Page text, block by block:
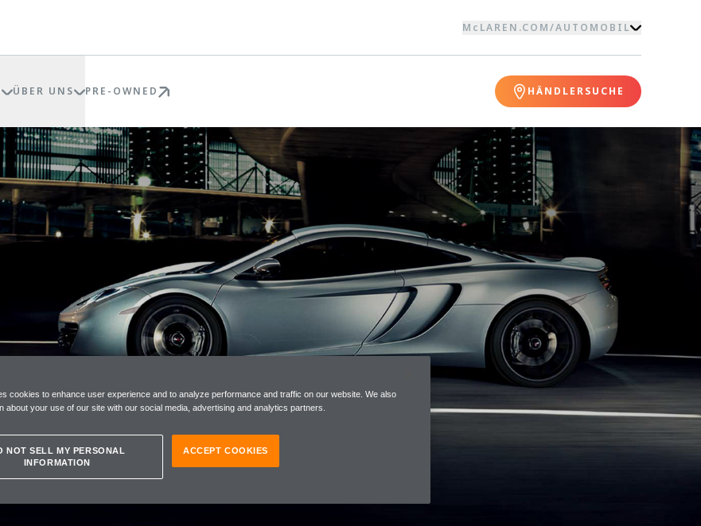
McLAREN.COM/AUTOMOBIL
ÜBER UNS PRE-OWNED HÄNDLERSUCHE
12C
cookies to enhance user experience and to analyze performance and traffic on our website. We also
about your use of our site with our social media, advertising and analytics partners.
NOT SELL MY PERSONAL
INFORMATION
ACCEPT COOKIES